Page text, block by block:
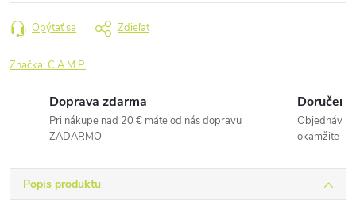
Opýtať sa Zdieľať
Značka:C.A.M.P.
Doprava zdarma
Pri nákupe nad 20 € máte od nás dopravu
ZADARMO
okamžite
Popis produktu